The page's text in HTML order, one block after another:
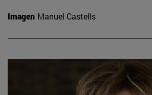
Imagen Manuel Castells